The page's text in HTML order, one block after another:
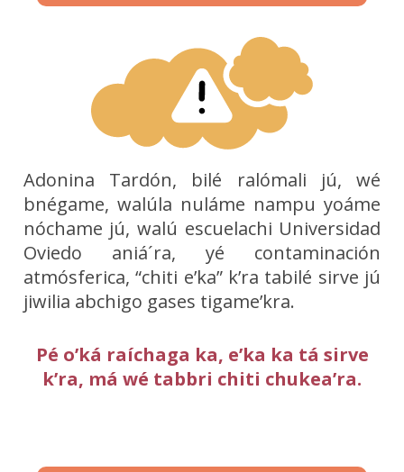
Adonina Tardón, bilé ralómali jú, wé
bnégame, walúla nuláme nampu yoáme
nóchame jú, walú escuelachi Universidad
Oviedo aniá´ra, yé contaminación
atmósferica, “chiti e’ka” k’ra tabilé sirve jú
jiwilia abchigo gases tigame’kra.
Pé o’ká raíchaga ka, e’ka ka tá sirve
k’ra, má wé tabbri chiti chukea’ra.